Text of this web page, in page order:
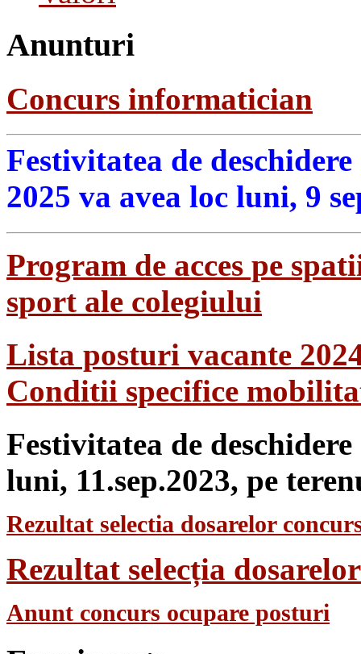
Anunturi
Concurs informatician
Festivitatea de
2025 va avea loc luni, 9
Program de acces pe
sport ale colegiului
Lista posturi vacante
Conditii specifice
Festivitatea de
luni, 11.sep.2023, pe
Rezultat selectia dosarelor
Rezultat selecția
Anunt concurs ocupare posturi